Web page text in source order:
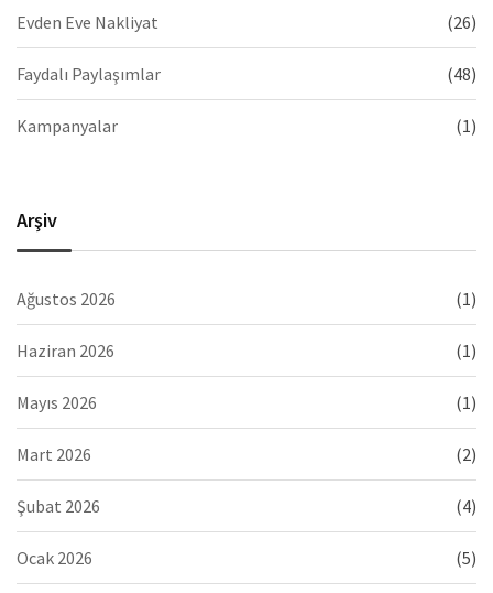
Evden Eve Nakliyat (26)
Faydalı Paylaşımlar (48)
Kampanyalar (1)
Arşiv
Ağustos 2026 (1)
Haziran 2026 (1)
Mayıs 2026 (1)
Mart 2026 (2)
Şubat 2026 (4)
Ocak 2026 (5)